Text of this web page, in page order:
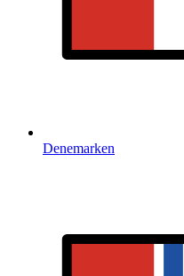
Denemarken